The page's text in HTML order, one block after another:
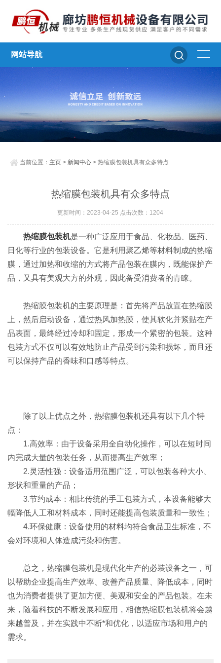
网站导航
当前位置： 主页 > 新闻中心 > 热缩膜包装机具有众多特点
热缩膜包装机具有众多特点
更新时间：2023-04-25 点击次数：1204
热缩膜包装机是一种广泛应用于食品、化妆品、医药、
日化等行业的包装设备。它是利用聚乙烯等材料制成的热缩
膜，通过加热和收缩的方式将产品包装在膜内，既能保护产
品，又具有美观大方的外观，因此备受消费者的青睐。
热缩膜包装机的主要原理是：首先将产品放置在热缩膜
上，然后启动设备，通过热风加热膜，使其软化并紧贴在产
品表面，最终经过冷却和固定，形成一个紧密的包装。这种
包装方式不仅可以有效地防止产品受到污染和损坏，而且还
可以保持产品的香味和口感等特点。
除了以上优点之外，热缩膜包装机还具有以下几个特
点：
1.高效率：由于设备采用全自动化操作，可以在短时间
内完成大量的包装任务，从而提高生产效率；
2.灵活性强：设备适用范围广泛，可以包装各种大小、
形状和重量的产品；
3.节约成本：相比传统的手工包装方式，本设备能够大
幅降低人工和材料成本，同时还能提高包装质量和一致性；
4.环保健康：设备使用的材料均符合食品卫生标准，不
会对环境和人体造成污染和伤害。
总之，热缩膜包装机是现代化生产的必装设备之一，可
以帮助企业提高生产效率、改善产品质量、降低成本，同时
也为消费者提供了更加方便、美观和安全的产品包装。在未
来，随着科技的不断发展和应用，相信热缩膜包装机将会越
来越普及，并在实践中不断*和优化，以适应市场和用户的
需求。